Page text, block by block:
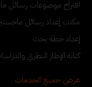
اقتراح موضوعات رسائل
مكتب إعداد رسائل
إعداد خطة بحث
كتابة الإطار النظري
عرض جميع الخدمات